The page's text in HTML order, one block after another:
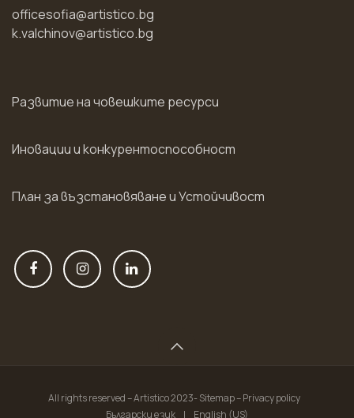
officesofia@artistico.bg
k.valchinov@artistico.bg
Развитие на човешките ресурси
Иновации и конкурентоспособност
План за възстановяване и Устойчивост
All rights reserved – Artistico 2023- Sitemap – Privacy policy
Български език
| English (US)